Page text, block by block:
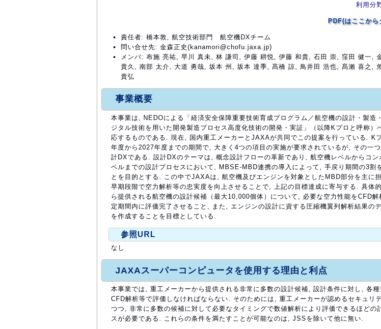
利用分
PDF(はここから
責任者: 橋本敦, 航空技術部門 航空機DXチーム
問い合せ先: 金森正史(kanamori@chofu.jaxa.jp)
メンバ: 布施 亮祐, 早川 真未, 林 謙司, 伊藤 耕悦, 伊藤 和貴, 石田 崇, 窪田 健一,
貴久, 南部 太介, 大道 勇哉, 坂本 州, 坂本 達季, 髙橋 諒, 鳥井田 浩也, 髙瀨 喜之,
貴弘
事業概要
本事業は, NEDOによる「経済安全保障重要技術育成プログラム／航空機の設計・製造
ジタル技術を用いた開発製造プロセス高度化技術の開発・実証」（以降Kプロと呼称）
応するものである. 現在, 国内重工メーカーとJAXAが共同でこの提案を行っている. K
年度から2027年度までの期間で, 大きく4つの項目の実施が要求されているが, その一
計DXである. 設計DXのテーマは, 概念設計フローの革新であり, 航空機レベルからコン
ベルまでの設計プロセスにおいて, MBSE-MBD連携の導入によって, 手戻り期間の3割
とを目的とする. この中でJAXAは, 航空機及びエンジンを対象としたMBD部分を主に
早期段階で空力解析等の忠実度を向上させることで, 上記の目標達成に寄与する. 具体
ら提供される航空機の設計候補（最大10,000個体）について, 必要な空力性能をCFD解
定期間内に評価完了させること, また, エンジンの設計に資する圧縮機翼列解析結果の
を作成することを目標としている.
参照URL
なし
JAXAスーパーコンピュータを使用する理由と利点
本事業では, 重工メーカーから提供される非常に多数の設計候補, 設計条件に対し, 各種
CFD解析等で評価しなければならない. そのためには, 重工メーカーが認めるセキュリ
つつ, 非常に多数の候補に対して必要なタイミングで数値解析により評価できるほどの
スが必要である. これらの条件を満たすことが可能なのは, JSSを除いて他に無い.